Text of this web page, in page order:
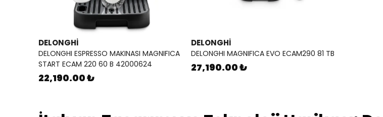
DELONGHI
DELONGHI ESPRESSO MAKINASI MAGNIFICA
START ECAM 220 60 B 42000624
22,190.00 ₺
DELONGHI
DELONGHI MAGNIFICA EVO ECAM290 81 TB
27,190.00 ₺